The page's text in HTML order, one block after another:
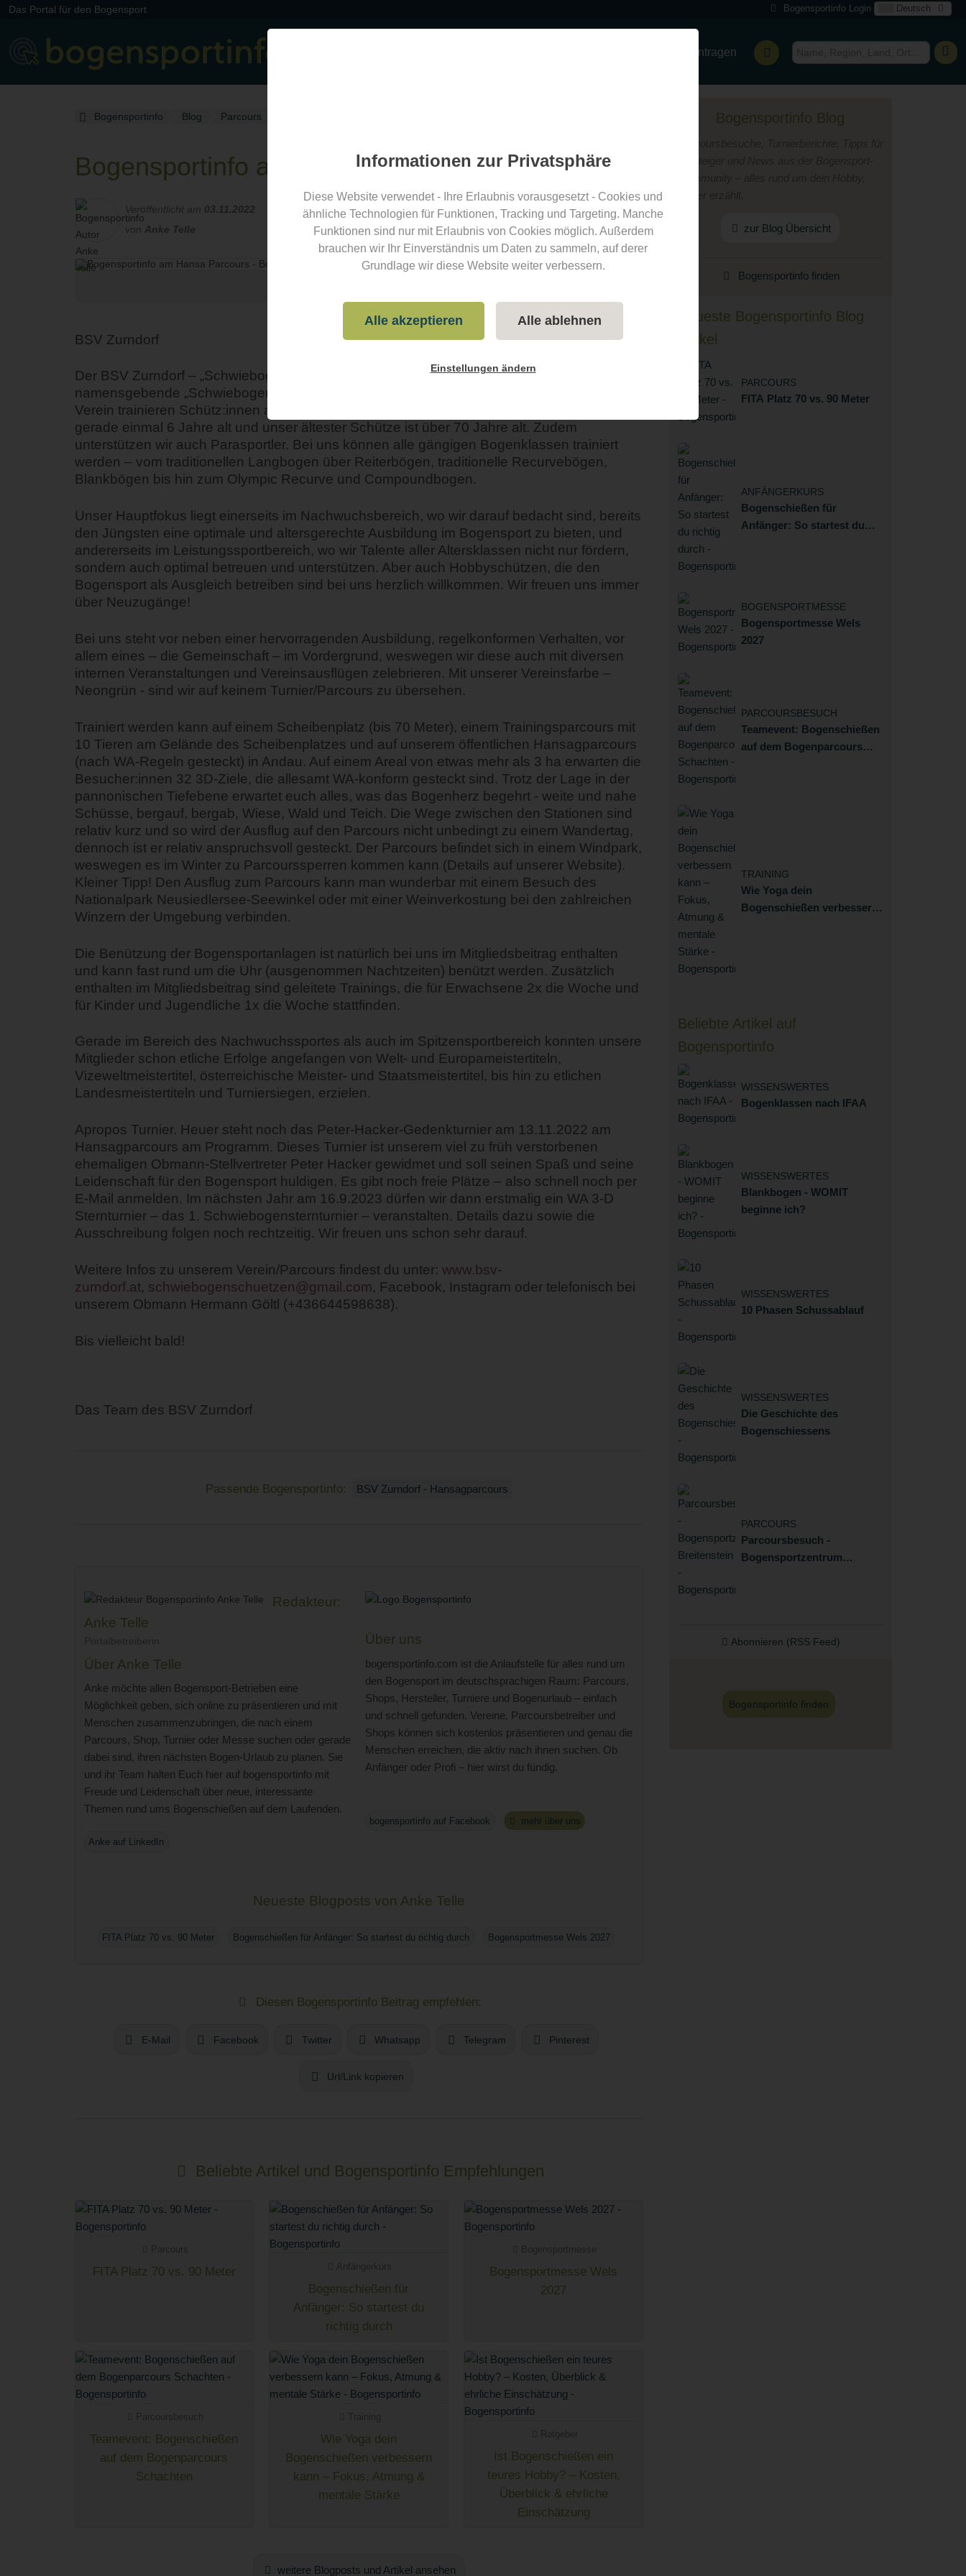
Das Portal für den Bogensport Bogensportinfo Login Deutsch
Bogensport eintragen
Bogensportinfo Blog Parcours
Bogensportinfo am Hansa Parcours
Veröffentlicht am 03.11.2022
von Anke Telle
Parcours
Parcoursbericht
Art der Schießstätte: 3D Parcours
Burgenland Österreich
BSV Zurndorf
Der BSV Zurndorf – „Schwiebogenschützen“ existiert in seiner jetzigen Form seit 2017. Der
namensgebende „Schwiebogen“ ist unsere Heimat im nordburgenländischen Zurndorf. Im
Verein trainieren Schütz:innen aller Alters- und Bogenklassen. Unser jüngstes Mitglied ist
gerade einmal 6 Jahre alt und unser ältester Schütze ist über 70 Jahre alt. Zudem
unterstützen wir auch Parasportler. Bei uns können alle gängigen Bogenklassen trainiert
werden – vom traditionellen Langbogen über Reiterbögen, traditionelle Recurvebögen,
Blankbögen bis hin zum Olympic Recurve und Compoundbogen.
Unser Hauptfokus liegt einerseits im Nachwuchsbereich, wo wir darauf bedacht sind, bereits
den Jüngsten eine optimale und altersgerechte Ausbildung im Bogensport zu bieten, und
andererseits im Leistungssportbereich, wo wir Talente aller Altersklassen nicht nur fördern,
sondern auch optimal betreuen und unterstützen. Aber auch Hobbyschützen, die den
Bogensport als Ausgleich betreiben sind bei uns herzlich willkommen. Wir freuen uns immer
über Neuzugänge!
Bei uns steht vor neben einer hervorragenden Ausbildung, regelkonformen Verhalten, vor
allem eines – die Gemeinschaft – im Vordergrund, weswegen wir diese auch mit diversen
internen Veranstaltungen und Vereinsausflügen zelebrieren. Mit unserer Vereinsfarbe –
Neongrün - sind wir auf keinem Turnier/Parcours zu übersehen.
Trainiert werden kann auf einem Scheibenplatz (bis 70 Meter), einem Trainingsparcours mit
10 Tieren am Gelände des Scheibenplatzes und auf unserem öffentlichen Hansagparcours
(nach WA-Regeln gesteckt) in Andau. Auf einem Areal von etwas mehr als 3 ha erwarten die
Besucher:innen 32 3D-Ziele, die allesamt WA-konform gesteckt sind. Trotz der Lage in der
pannonischen Tiefebene erwartet euch alles, was das Bogenherz begehrt - weite und nahe
Schüsse, bergauf, bergab, Wiese, Wald und Teich. Die Wege zwischen den Stationen sind
relativ kurz und so wird der Ausflug auf den Parcours nicht unbedingt zu einem Wandertag,
dennoch ist er relativ anspruchsvoll gesteckt. Der Parcours befindet sich in einem Windpark,
weswegen es im Winter zu Parcourssperren kommen kann (Details auf unserer Website).
Kleiner Tipp! Den Ausflug zum Parcours kann man wunderbar mit einem Besuch des
Nationalpark Neusiedlersee-Seewinkel oder mit einer Weinverkostung bei den zahlreichen
Winzern der Umgebung verbinden.
Die Benützung der Bogensportanlagen ist natürlich bei uns im Mitgliedsbeitrag enthalten
und kann fast rund um die Uhr (ausgenommen Nachtzeiten) benützt werden. Zusätzlich
enthalten im Mitgliedsbeitrag sind geleitete Trainings, die für Erwachsene 2x die Woche und
für Kinder und Jugendliche 1x die Woche stattfinden.
Gerade im Bereich des Nachwuchssportes als auch im Spitzensportbereich konnten unsere
Mitglieder schon etliche Erfolge angefangen von Welt- und Europameistertiteln,
Vizeweltmeistertitel, österreichische Meister- und Staatsmeistertitel, bis hin zu etlichen
Landesmeistertiteln und Turniersiegen, erzielen.
Apropos Turnier. Heuer steht noch das Peter-Hacker-Gedenkturnier am 13.11.2022 am
Hansagparcours am Programm. Dieses Turnier ist unserem viel zu früh verstorbenen
ehemaligen Obmann-Stellvertreter Peter Hacker gewidmet und soll seinen Spaß und seine
Leidenschaft für den Bogensport huldigen. Es gibt noch freie Plätze – also schnell noch per
E-Mail anmelden. Im nächsten Jahr am 16.9.2023 dürfen wir dann erstmalig ein WA 3-D
Sternturnier – das 1. Schwiebogensternturnier – veranstalten. Details dazu sowie die
Ausschreibung folgen noch rechtzeitig. Wir freuen uns schon sehr darauf.
Weitere Infos zu unserem Verein/Parcours findest du unter: www.bsv-
zurndorf.at, schwiebogenschuetzen@gmail.com, Facebook, Instagram oder telefonisch bei
unserem Obmann Hermann Göltl (+436644598638).
Bis vielleicht bald!
Das Team des BSV Zurndorf
Passende Bogensportinfo: BSV Zurndorf - Hansagparcours
Redakteur:
Anke Telle
Portalbetreiberin
Über Anke Telle
Anke möchte allen Bogensport-Betrieben eine
Möglichkeit geben, sich online zu präsentieren und mit
Menschen zusammenzubringen, die nach einem
Parcours, Shop, Turnier oder Messe suchen oder gerade
dabei sind, ihren nächsten Bogen-Urlaub zu planen. Sie
und ihr Team halten Euch hier auf bogensportinfo mit
Freude und Leidenschaft über neue, interessante
Themen rund ums Bogenschießen auf dem Laufenden.
Anke auf LinkedIn
Über uns
bogensportinfo.com ist die Anlaufstelle für alles rund um
den Bogensport im deutschsprachigen Raum: Parcours,
Shops, Hersteller, Turniere und Bogenurlaub – einfach
und schnell gefunden. Vereine, Parcoursbetreiber und
Shops können sich kostenlos präsentieren und genau die
Menschen erreichen, die aktiv nach ihnen suchen. Ob
Anfänger oder Profi – hier wirst du fündig.
bogensportinfo auf Facebook mehr über uns
Neueste Blogposts von Anke Telle
FITA Platz 70 vs. 90 Meter Bogenschießen für Anfänger: So startest du richtig durch Bogensportmesse Wels 2027
Diesen Bogensportinfo Beitrag empfehlen:
E-Mail Facebook Twitter Whatsapp Telegram Pinterest
Url/Link kopieren
Beliebte Artikel und Bogensportinfo Empfehlungen
FITA Platz 70 vs. 90 Meter
Bogenschießen für
Anfänger: So startest du
richtig durch
Bogensportmesse Wels
2027
Teamevent: Bogenschießen
auf dem Bogenparcours
Schachten
Wie Yoga dein
Bogenschießen verbessern
kann – Fokus, Atmung &
mentale Stärke
Ist Bogenschießen ein
teures Hobby? – Kosten,
Überblick & ehrliche
Einschätzung
weitere Blogposts und Artikel ansehen
Bogensportinfo Blog
zur Blog Übersicht
Bogensportinfo finden
Neueste Bogensportinfo Blog
Artikel
PARCOURS
FITA Platz 70 vs. 90 Meter
ANFÄNGERKURS
Bogenschießen für
Anfänger: So startest du
BOGENSPORTMESSE
Bogensportmesse Wels
2027
PARCOURSBESUCH
Teamevent: Bogenschießen
auf dem Bogenparcours
TRAINING
Wie Yoga dein
Bogenschießen verbessern
Beliebte Artikel auf
Bogensportinfo
WISSENSWERTES
Bogenklassen nach IFAA
WISSENSWERTES
Blankbogen - WOMIT
beginne ich?
WISSENSWERTES
10 Phasen Schussablauf
WISSENSWERTES
Die Geschichte des
Bogenschiessens
PARCOURS
Parcoursbesuch -
Bogensportzentrum
Abonnieren (RSS Feed)
Bogensportinfo finden
Informationen zur Privatsphäre
Diese Website verwendet - Ihre Erlaubnis vorausgesetzt - Cookies und
ähnliche Technologien für Funktionen, Tracking und Targeting. Manche
Funktionen sind nur mit Erlaubnis von Cookies möglich. Außerdem
brauchen wir Ihr Einverständnis um Daten zu sammeln, auf derer
Grundlage wir diese Website weiter verbessern.
Alle akzeptieren Alle ablehnen
Einstellungen ändern